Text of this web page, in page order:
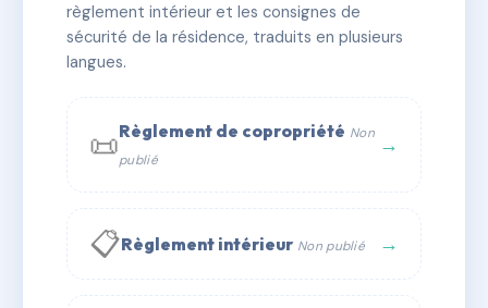
✓ Immatriculée 🏠 96 lots 🏗 5 bâtiment(s)
✉ Email
règlement intérieur et les consignes de
sécurité de la résidence, traduits en plusieurs
langues.
📜Règlement de copropriété Non
publié
→
📋Règlement intérieur Non publié →